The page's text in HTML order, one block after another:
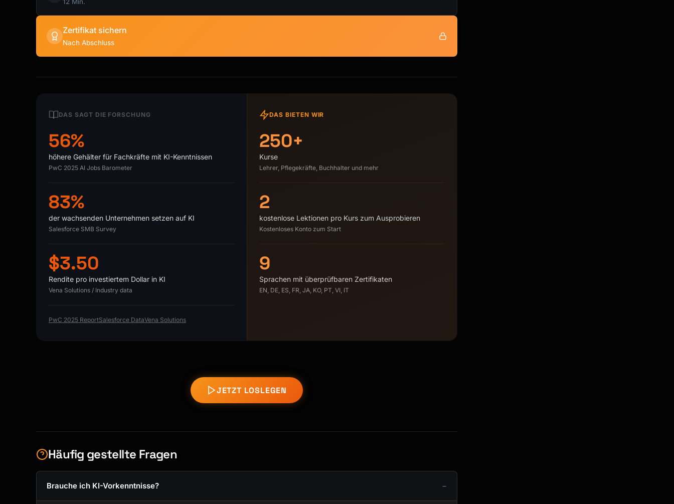
Zertifikat sichern
Nach Abschluss
DAS SAGT DIE FORSCHUNG
56%
höhere Gehälter für Fachkräfte mit KI-Kenntnissen
PwC 2025 AI Jobs Barometer
83%
der wachsenden Unternehmen setzen auf KI
Salesforce SMB Survey
$3.50
Rendite pro investiertem Dollar in KI
Vena Solutions / Industry data
PwC 2025 ReportSalesforce DataVena Solutions
DAS BIETEN WIR
250+
Kurse
Lehrer, Pflegekräfte, Buchhalter und mehr
2
kostenlose Lektionen pro Kurs zum Ausprobieren
Kostenloses Konto zum Start
9
Sprachen mit überprüfbaren Zertifikaten
EN, DE, ES, FR, JA, KO, PT, VI, IT
JETZT LOSLEGEN
Häufig gestellte Fragen
Brauche ich KI-Vorkenntnisse?